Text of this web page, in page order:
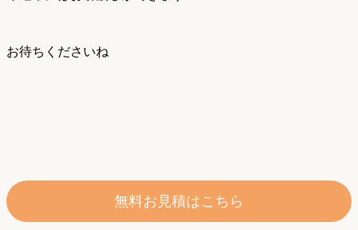
お待ちくださいね
無料お見積はこちら